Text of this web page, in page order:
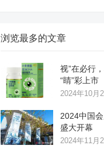
浏览最多的文章
视”在必行
“睛”彩上市
2024年10月
2024中国
盛大开幕
2024年11月